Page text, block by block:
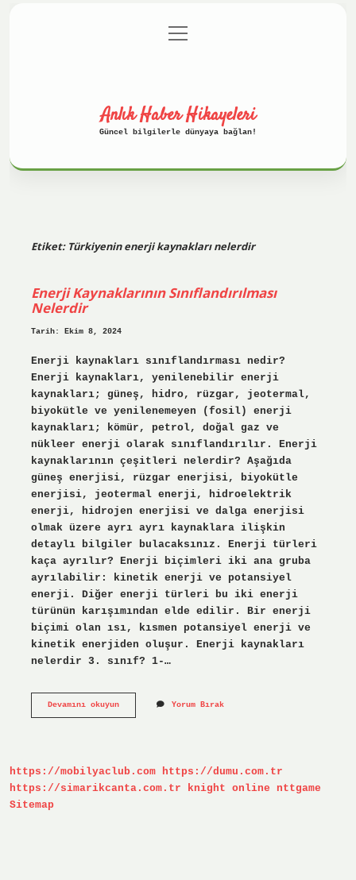
Gizlilik Politikası
menüyü
aç
Anlık Haber Hikayeleri
Güncel bilgilerle dünyaya bağlan!
Etiket: Türkiyenin enerji kaynakları nelerdir
Enerji Kaynaklarının Sınıflandırılması
Nelerdir
Tarih: Ekim 8, 2024
Enerji kaynakları sınıflandırması nedir?
Enerji kaynakları, yenilenebilir enerji
kaynakları; güneş, hidro, rüzgar, jeotermal,
biyokütle ve yenilenemeyen (fosil) enerji
kaynakları; kömür, petrol, doğal gaz ve
nükleer enerji olarak sınıflandırılır. Enerji
kaynaklarının çeşitleri nelerdir? Aşağıda
güneş enerjisi, rüzgar enerjisi, biyokütle
enerjisi, jeotermal enerji, hidroelektrik
enerji, hidrojen enerjisi ve dalga enerjisi
olmak üzere ayrı ayrı kaynaklara ilişkin
detaylı bilgiler bulacaksınız. Enerji türleri
kaça ayrılır? Enerji biçimleri iki ana gruba
ayrılabilir: kinetik enerji ve potansiyel
enerji. Diğer enerji türleri bu iki enerji
türünün karışımından elde edilir. Bir enerji
biçimi olan ısı, kısmen potansiyel enerji ve
kinetik enerjiden oluşur. Enerji kaynakları
nelerdir 3. sınıf? 1-…
Devamını okuyunEnerji
Yorum Bırak
https://mobilyaclub.com https://dumu.com.tr
https://simarikcanta.com.tr
knight online
nttgame
Sitemap